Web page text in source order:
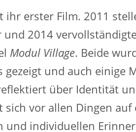
ihr erster Film. 2011
und 2014
Modul Village. Beide
gezeigt und auch einige
über Identität
sich vor allen Dingen
und individuellen